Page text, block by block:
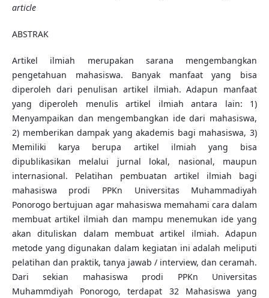
article
ABSTRAK
Artikel ilmiah merupakan sarana mengembangkan
pengetahuan mahasiswa. Banyak manfaat yang bisa
diperoleh dari penulisan artikel ilmiah. Adapun manfaat
yang diperoleh menulis artikel ilmiah antara lain: 1)
Menyampaikan dan mengembangkan ide dari mahasiswa,
2) memberikan dampak yang akademis bagi mahasiswa, 3)
Memiliki karya berupa artikel ilmiah yang bisa
dipublikasikan melalui jurnal lokal, nasional, maupun
internasional. Pelatihan pembuatan artikel ilmiah bagi
mahasiswa prodi PPKn Universitas Muhammadiyah
Ponorogo bertujuan agar mahasiswa memahami cara dalam
membuat artikel ilmiah dan mampu menemukan ide yang
akan dituliskan dalam membuat artikel ilmiah. Adapun
metode yang digunakan dalam kegiatan ini adalah meliputi
pelatihan dan praktik, tanya jawab / interview, dan ceramah.
Dari sekian mahasiswa prodi PPKn Universitas
Muhammdiyah Ponorogo, terdapat 32 Mahasiswa yang